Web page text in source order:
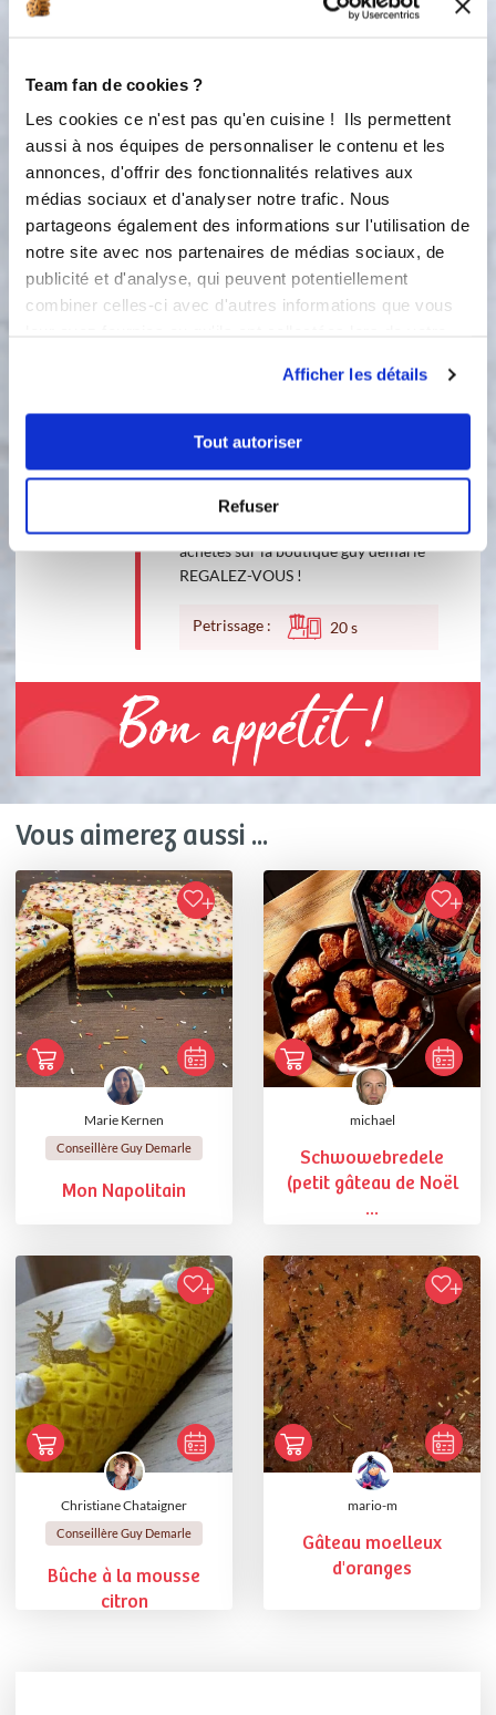
Team fan de cookies ?
Les cookies ce n'est pas qu'en cuisine ! Ils permettent
aussi à nos équipes de personnaliser le contenu et les
annonces, d'offrir des fonctionnalités relatives aux
médias sociaux et d'analyser notre trafic. Nous
partageons également des informations sur l'utilisation de
notre site avec nos partenaires de médias sociaux, de
publicité et d'analyse, qui peuvent potentiellement
combiner celles-ci avec d'autres informations que vous
Afficher les détails
Tout autoriser
Refuser
Pétrir l'ensemble 1 min, à l'aide de la
Petrissage : 1 min
3
pâte obtenue sur la ROUL'PAT. Si
besoin farinez légèrement, formez
une belle boule, l'abaissez à 2 cm et à
l'aide de l'emporte-pièce COEUR,
détaillez tout plein de petits coeurs.
Egouttez sur un papier absorbant et
: sucre roux/cannelle, sucre citron,
sucre fraises .... J'ai déposé les petits
coeurs de beignets dans les petits
achetés sur la boutique guy demarle
REGALEZ-VOUS !
Petrissage : 20s
Bon appétit !
Vous aimerez aussi ...
Marie Kernen
Conseillère Guy Demarle
Mon Napolitain
michael
Schwowebredele
(petit gâteau de Noël
...
Christiane Chataigner
Conseillère Guy Demarle
Bûche à la mousse
citron
mario-m
Gâteau moelleux
d'oranges